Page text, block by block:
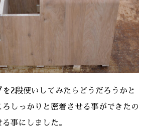
2段使いしてみたらどうだろうかと
しっかりと密着させる事ができたの
事にしました。